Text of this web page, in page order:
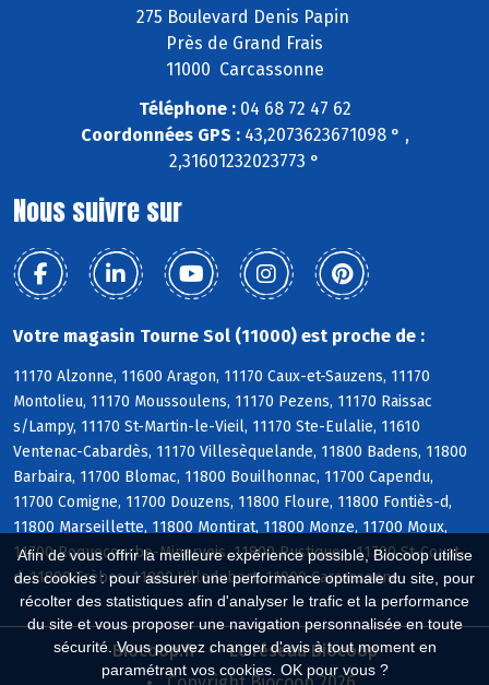
Afin de vous offrir la meilleure expérience possible, Biocoop utilise
des cookies : pour assurer une performance optimale du site, pour
récolter des statistiques afin d'analyser le trafic et la performance
du site et vous proposer une navigation personnalisée en toute
sécurité. Vous pouvez changer d'avis à tout moment en
paramétrant vos cookies. OK pour vous ?
275 Boulevard Denis Papin
Près de Grand Frais
11000 Carcassonne
Téléphone :04 68 72 47 62
Coordonnées GPS :43,2073623671098 ° ,
2,31601232023773 °
Nous suivre sur
Votre magasin Tourne Sol (11000) est proche de :
11170 Alzonne, 11600 Aragon, 11170 Caux-et-Sauzens, 11170
Montolieu, 11170 Moussoulens, 11170 Pezens, 11170 Raissac
s/Lampy, 11170 St-Martin-le-Vieil, 11170 Ste-Eulalie, 11610
Ventenac-Cabardès, 11170 Villesèquelande, 11800 Badens, 11800
Barbaira, 11700 Blomac, 11800 Bouilhonnac, 11700 Capendu,
11700 Comigne, 11700 Douzens, 11800 Floure, 11800 Fontiès-d,
11800 Marseillette, 11800 Montirat, 11800 Monze, 11700 Moux,
11700 Roquecourbe-Minervois, 11800 Rustiques, 11700 St-Couat-
d, 11800 Trèbes, 11800 Villedubert, 11000 Carcassonne
Biocoop.fr
Le réseau Biocoop